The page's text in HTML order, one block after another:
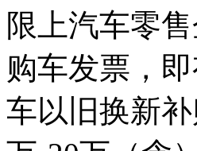
限上汽车零
购车发票，
车以旧换新